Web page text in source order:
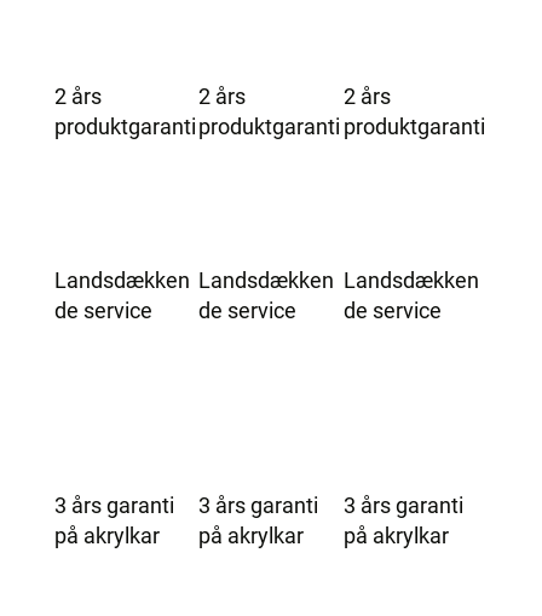
2 års
produktgaranti
Landsdækken
de service
3 års garanti
på akrylkar
2 års
produktgaranti
Landsdækken
de service
3 års garanti
på akrylkar
2 års
produktgaranti
Landsdækken
de service
3 års garanti
på akrylkar